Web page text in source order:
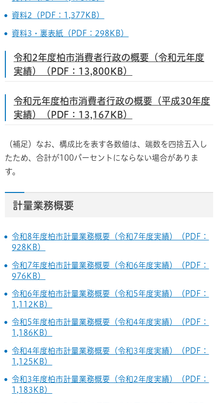
資料2（PDF：1,377KB）
資料3・裏表紙（PDF：298KB）
令和2年度柏市消費者行政の概要（令和元年度
実績）（PDF：13,800KB）
令和元年度柏市消費者行政の概要（平成30年度
実績）（PDF：13,167KB）
（補足）なお、構成比を表す各数値は、端数を四捨五入し
たため、合計が100パーセントにならない場合がありま
す。
計量業務概要
令和8年度柏市計量業務概要（令和7年度実績）（PDF：
928KB）
令和7年度柏市計量業務概要（令和6年度実績）（PDF：
976KB）
令和6年度柏市計量業務概要（令和5年度実績）（PDF：
1,112KB）
令和5年度柏市計量業務概要（令和4年度実績）（PDF：
1,186KB）
令和4年度柏市計量業務概要（令和3年度実績）（PDF：
1,125KB）
令和3年度柏市計量業務概要（令和2年度実績）（PDF：
1,183KB）